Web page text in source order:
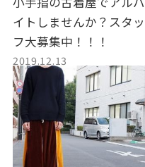
イトしませんか？スタッ
フ大募集中！！！
2019.12.13